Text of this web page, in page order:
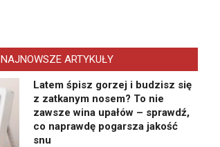
NAJNOWSZE ARTYKUŁY
Latem śpisz gorzej i budzisz się
z zatkanym nosem? To nie
zawsze wina upałów – sprawdź,
co naprawdę pogarsza jakość
snu